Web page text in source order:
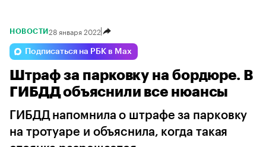
Geely Lada
Jaecoo Omoda Voyah
НОВОСТИ 28 января 2022
Подписаться на РБК в Max
Штраф за парковку на бордюре. В
ГИБДД объяснили все нюансы
ГИБДД напомнила о штрафе за парковку
на тротуаре и объяснила, когда такая